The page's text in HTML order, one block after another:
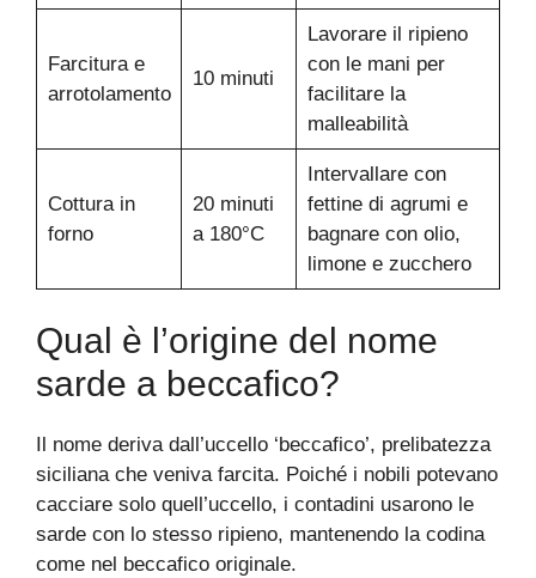
Farcitura e
arrotolamento
10 minuti
Lavorare il ripieno
con le mani per
facilitare la
malleabilità
Cottura in
forno
20 minuti
a 180°C
Intervallare con
fettine di agrumi e
bagnare con olio,
limone e zucchero
Qual è l’origine del nome
sarde a beccafico?
Il nome deriva dall’uccello ‘beccafico’, prelibatezza
siciliana che veniva farcita. Poiché i nobili potevano
cacciare solo quell’uccello, i contadini usarono le
sarde con lo stesso ripieno, mantenendo la codina
come nel beccafico originale.